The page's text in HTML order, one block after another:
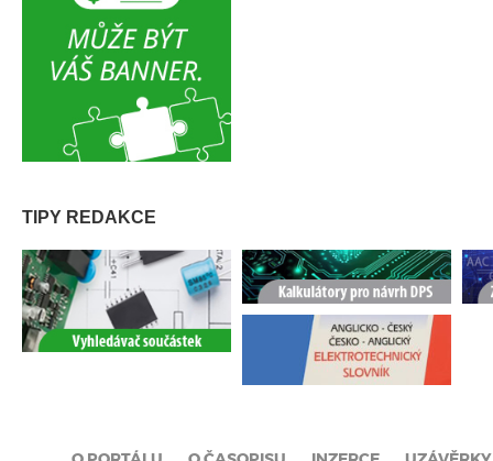
TIPY REDAKCE